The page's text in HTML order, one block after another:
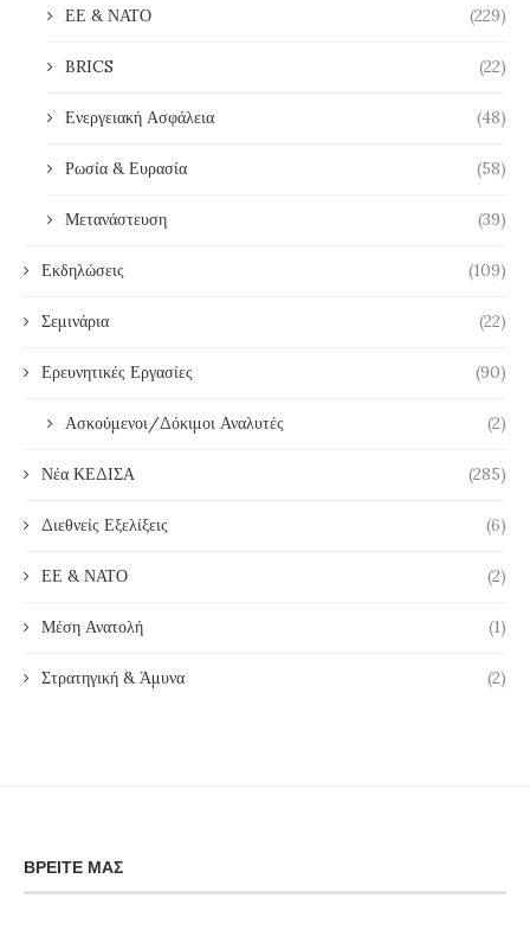
ΕΕ & ΝΑΤΟ (229)
BRICS (22)
Ενεργειακή Ασφάλεια (48)
Ρωσία & Ευρασία (58)
Μετανάστευση (39)
Εκδηλώσεις (109)
Σεμινάρια (22)
Ερευνητικές Εργασίες (90)
Ασκούμενοι/Δόκιμοι Αναλυτές (2)
Νέα ΚΕΔΙΣΑ (285)
Διεθνείς Εξελίξεις (6)
ΕΕ & ΝΑΤΟ (2)
Μέση Ανατολή (1)
Στρατηγική & Άμυνα (2)
ΒΡΕΊΤΕ ΜΑΣ